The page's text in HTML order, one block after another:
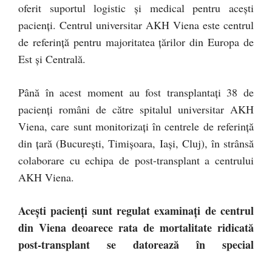
oferit suportul logistic și medical pentru acești
pacienți. Centrul universitar AKH Viena este centrul
de referință pentru majoritatea țărilor din Europa de
Est și Centrală.
Până în acest moment au fost transplantați 38 de
pacienți români de către spitalul universitar AKH
Viena, care sunt monitorizați în centrele de referință
din țară (București, Timișoara, Iași, Cluj), în strânsă
colaborare cu echipa de post-transplant a centrului
AKH Viena.
Acești pacienți sunt regulat examinați de centrul
din Viena deoarece rata de mortalitate ridicată
post-transplant se datorează în special